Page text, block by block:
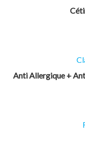
Anti Allergique +